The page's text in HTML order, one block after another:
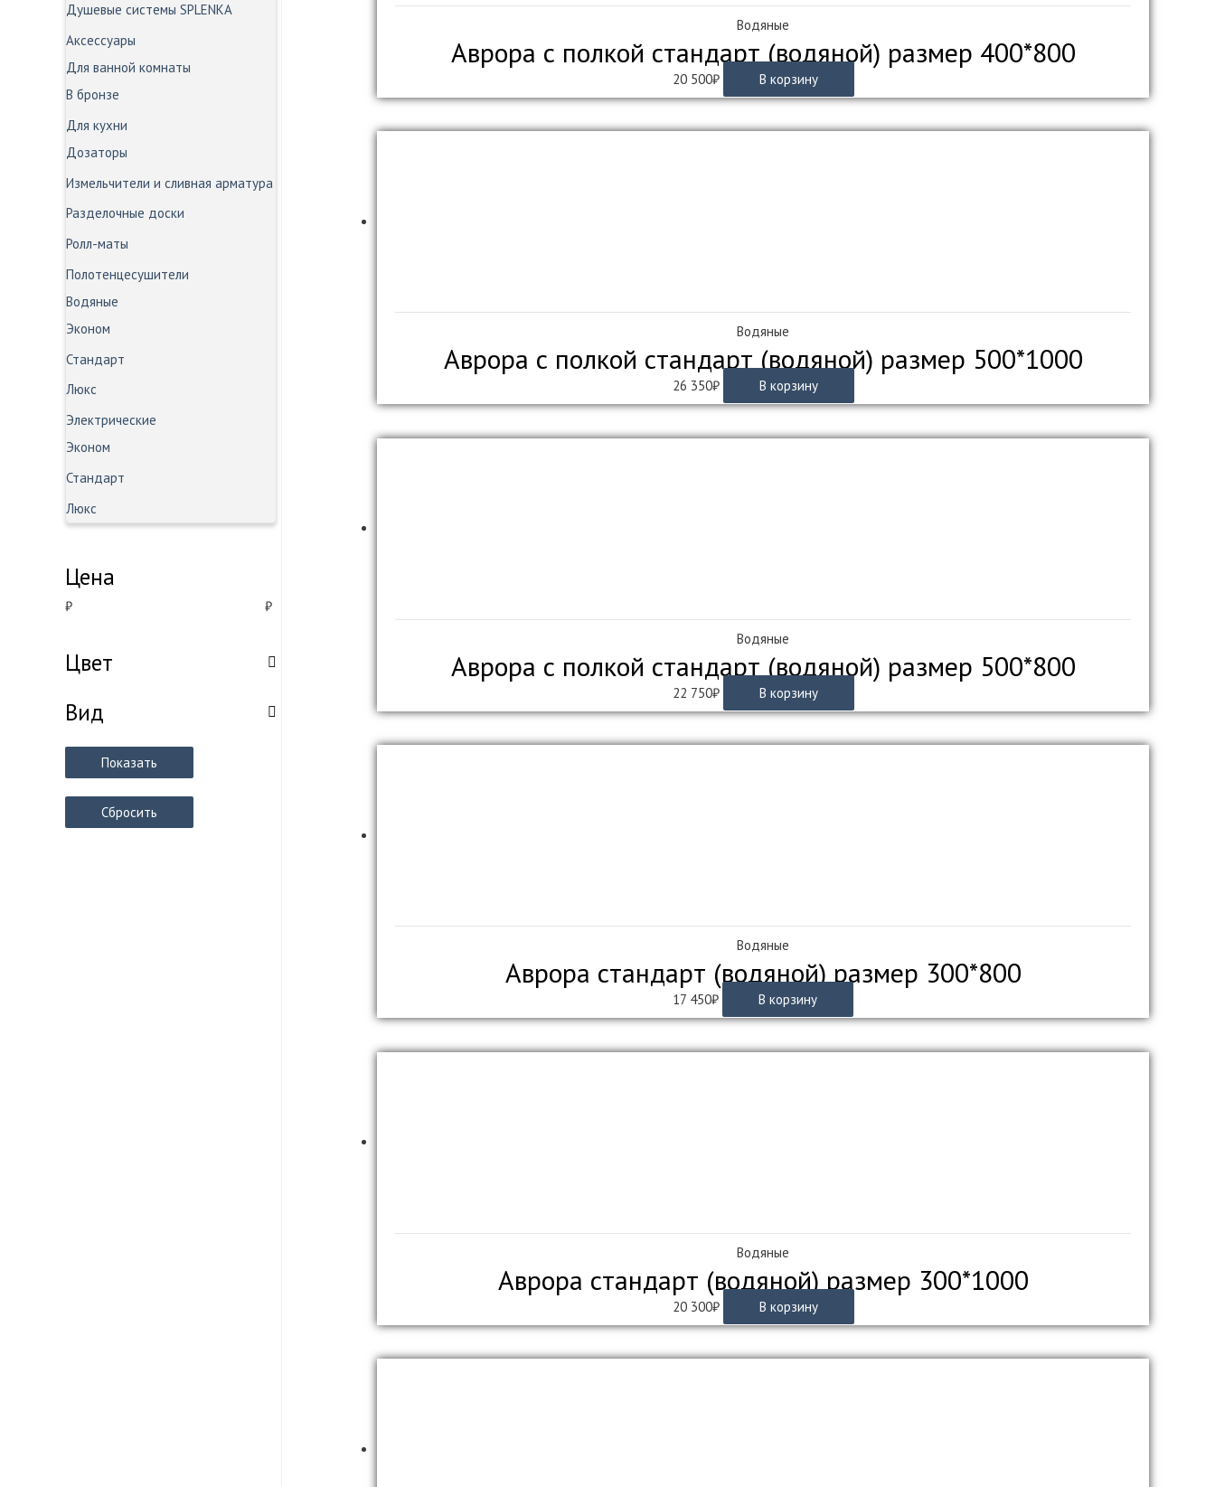
Душевые системы SPLENKA
Аксессуары
Для ванной комнаты
В бронзе
Для кухни
Дозаторы
Измельчители и сливная арматура
Разделочные доски
Ролл-маты
Полотенцесушители
Водяные
Эконом
Стандарт
Люкс
Электрические
Эконом
Стандарт
Люкс
Цена
₽ ₽
Цвет
Вид
Показать
Сбросить
Водяные
Аврора с полкой стандарт (водяной) размер 400*800
20 500₽ В корзину
Водяные
Аврора с полкой стандарт (водяной) размер 500*1000
26 350₽ В корзину
Водяные
Аврора с полкой стандарт (водяной) размер 500*800
22 750₽ В корзину
Водяные
Аврора стандарт (водяной) размер 300*800
17 450₽ В корзину
Водяные
Аврора стандарт (водяной) размер 300*1000
20 300₽ В корзину